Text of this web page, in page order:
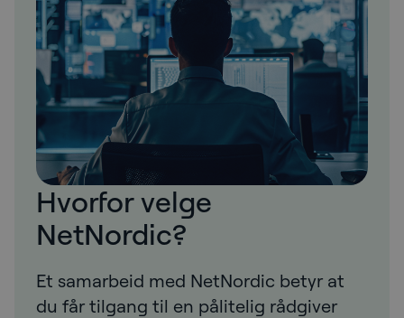
Hvorfor velge
NetNordic?
Et samarbeid med NetNordic betyr at
du får tilgang til en pålitelig rådgiver